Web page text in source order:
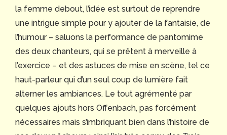
la femme debout, l’idée est surtout de reprendre
une intrigue simple pour y ajouter de la fantaisie, de
l’humour – saluons la performance de pantomime
des deux chanteurs, qui se prêtent à merveille à
l’exercice – et des astuces de mise en scène, tel ce
haut-parleur qui d’un seul coup de lumière fait
alterner les ambiances. Le tout agrémenté par
quelques ajouts hors Offenbach, pas forcément
nécessaires mais s’imbriquant bien dans l’histoire de